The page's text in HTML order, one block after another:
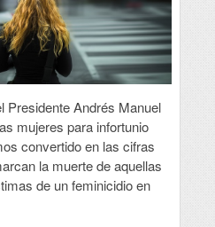
Presidente Andrés Manuel
mujeres para infortunio
convertido en las cifras
la muerte de aquellas
de un feminicidio en